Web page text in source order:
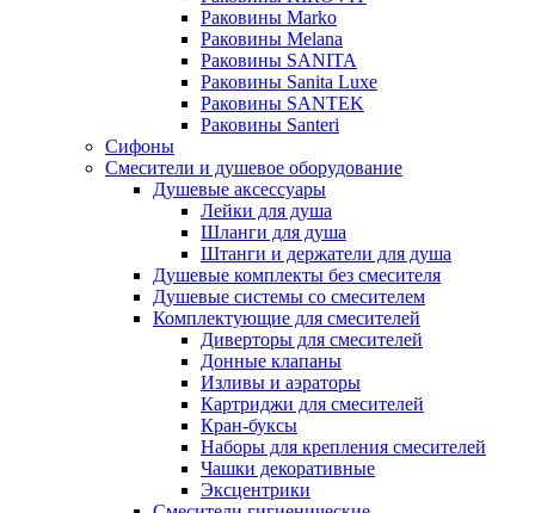
Раковины Marko
Раковины Melana
Раковины SANITA
Раковины Sanita Luxe
Раковины SANTEK
Раковины Santeri
Сифоны
Смесители и душевое оборудование
Душевые аксессуары
Лейки для душа
Шланги для душа
Штанги и держатели для душа
Душевые комплекты без смесителя
Душевые системы со смесителем
Комплектующие для смесителей
Диверторы для смесителей
Донные клапаны
Изливы и аэраторы
Картриджи для смесителей
Кран-буксы
Наборы для крепления смесителей
Чашки декоративные
Эксцентрики